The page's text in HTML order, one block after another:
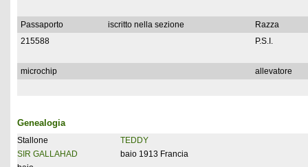
Passaporto iscritto nella sezione
Razza
215588
P.S.I.
microchip allevatore
Genealogia
Stallone
SIR GALLAHAD
TEDDY
baio 1913 Francia